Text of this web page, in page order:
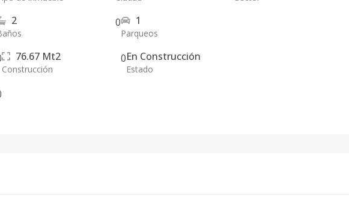
2 0 1
Parqueos
76.67 Mt2
Construcción
0En Construcción
Estado